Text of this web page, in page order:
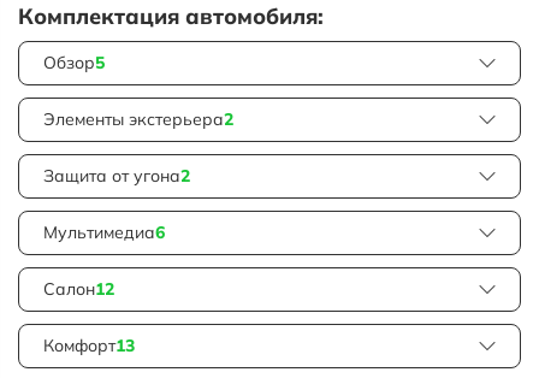
Комплектация автомобиля:
Обзор5
Элементы экстерьера2
Защита от угона2
Мультимедиа6
Салон12
Комфорт13